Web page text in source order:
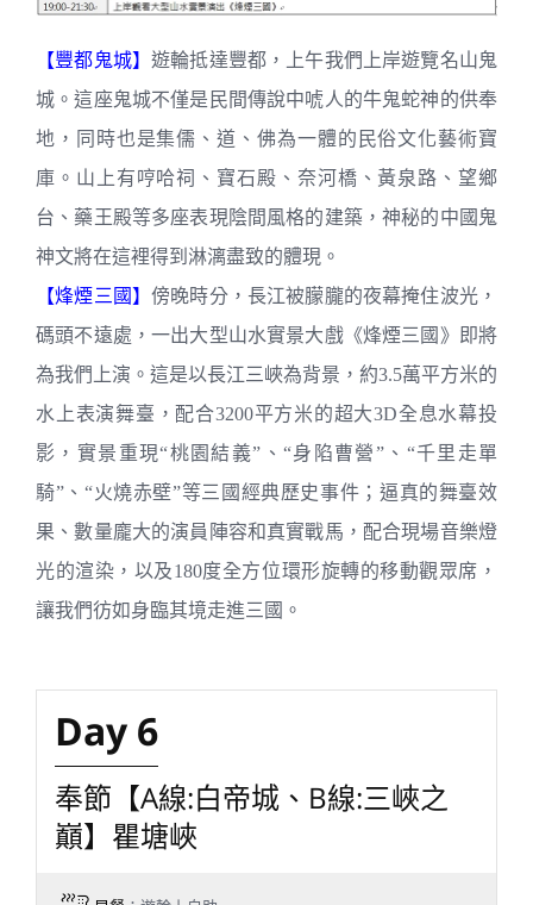
【豐都鬼城】遊輪抵達豐都，上午我們上岸遊覽名山鬼
城。這座鬼城不僅是民間傳說中唬人的牛鬼蛇神的供奉
地，同時也是集儒、道、佛為一體的民俗文化藝術寶
庫。山上有哼哈祠、寶石殿、奈河橋、黃泉路、望鄉
台、藥王殿等多座表現陰間風格的建築，神秘的中國鬼
神文將在這裡得到淋漓盡致的體現。
【烽煙三國】傍晚時分，長江被朦朧的夜幕掩住波光，
碼頭不遠處，一出大型山水實景大戲《烽煙三國》即將
為我們上演。這是以長江三峽為背景，約3.5萬平方米的
水上表演舞臺，配合3200平方米的超大3D全息水幕投
影，實景重現“桃園結義”、“身陷曹營”、“千里走單
騎”、“火燒赤壁”等三國經典歷史事件；逼真的舞臺效
果、數量龐大的演員陣容和真實戰馬，配合現場音樂燈
光的渲染，以及180度全方位環形旋轉的移動觀眾席，
讓我們彷如身臨其境走進三國。
Day 6
奉節【A線:白帝城、B線:三峽之
巔】瞿塘峽